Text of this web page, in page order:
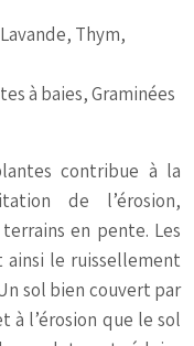
Thym,
à baies, Graminées
contribue à la
de l’érosion,
en pente. Les
le ruissellement
sol bien couvert par
à l’érosion que le sol